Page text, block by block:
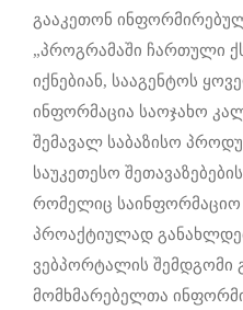
გააკეთონ
„პროგრამაში ჩართული
იქნებიან, სააგენტოს
ინფორმაცია საოჯახო
შემავალ საბაზისო
საუკეთესო
რომელიც
პროაქტიულად
ვებპორტალის შემდგომი
მომხმარებელთა